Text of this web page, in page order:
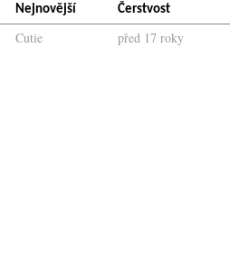
Nejnovější Čerstvost
Cutie před 17 roky